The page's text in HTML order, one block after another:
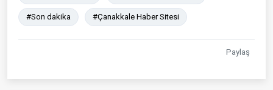
#Son dakika #Çanakkale Haber Sitesi
Paylaş